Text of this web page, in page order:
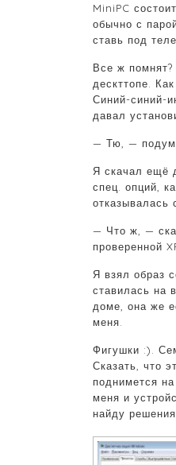
MiniPC
обычно с
ставь под
Все ж
дескттопе.
Синий-синий-
давал
— Тю, —
Я скачал ещё
спец. опций,
отказывалась
— Что ж, —
проверенной
Я взял образ
ставилась на
доме, она же
меня.
Фигушки :).
Сказать, что
поднимется
меня и
найду